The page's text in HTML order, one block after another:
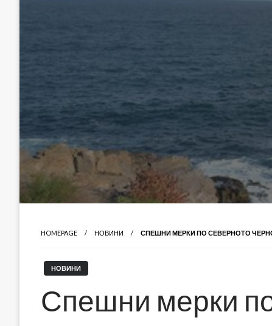
HOMEPAGE НОВИНИ СПЕШНИ МЕРКИ ПО СЕВЕРНОТО
НОВИНИ
Спешни мерки